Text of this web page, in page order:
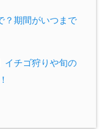
？期間がいつまで
イチゴ狩りや旬の